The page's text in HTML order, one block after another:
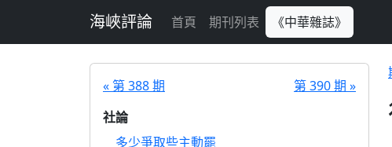
海峽評論 首頁 期刊列表 《中華雜誌》
« 第 388 期
第 390 期 »
社論
多少爭取些主動罷